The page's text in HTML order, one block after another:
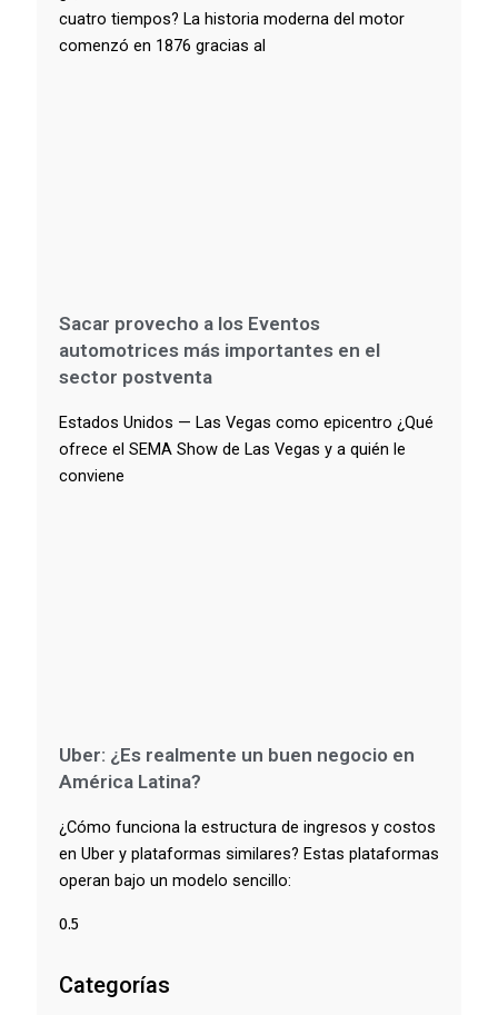
cuatro tiempos? La historia moderna del motor
comenzó en 1876 gracias al
Sacar provecho a los Eventos
automotrices más importantes en el
sector postventa
Estados Unidos — Las Vegas como epicentro ¿Qué
ofrece el SEMA Show de Las Vegas y a quién le
conviene
Uber: ¿Es realmente un buen negocio en
América Latina?
¿Cómo funciona la estructura de ingresos y costos
en Uber y plataformas similares? Estas plataformas
operan bajo un modelo sencillo:
Categorías